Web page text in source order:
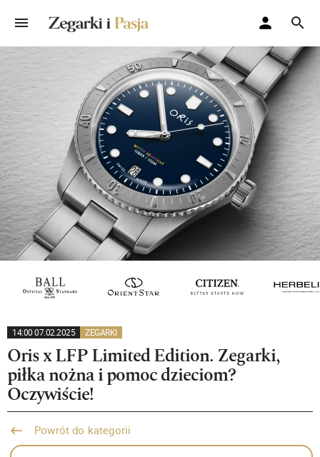
14:00 07.02.2025 ZEGARKI
Oris x LFP Limited Edition. Zegarki,
piłka nożna i pomoc dzieciom?
Oczywiście!
Powrót do kategorii